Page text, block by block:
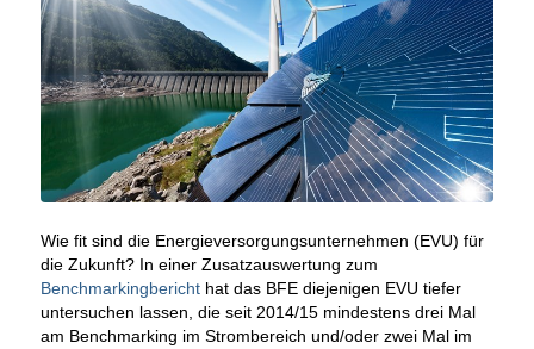
Wie fit sind die Energieversorgungsunternehmen (EVU) für
die Zukunft? In einer Zusatzauswertung zum
Benchmarkingberichthat das BFE diejenigen EVU tiefer
untersuchen lassen, die seit 2014/15 mindestens drei Mal
am Benchmarking im Strombereich und/oder zwei Mal im